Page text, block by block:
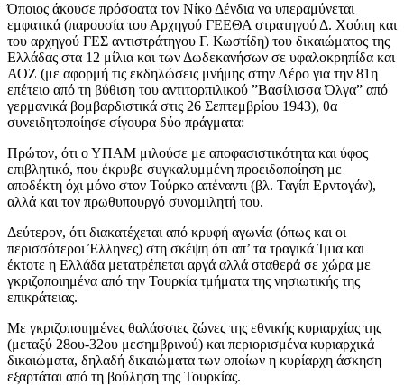
Όποιος άκουσε πρόσφατα τον Νίκο Δένδια να υπεραμύνεται
εμφατικά (παρουσία του Αρχηγού ΓΕΕΘΑ στρατηγού Δ. Χούπη και
του αρχηγού ΓΕΣ αντιστράτηγου Γ. Κωστίδη) του δικαιώματος της
Ελλάδας στα 12 μίλια και των Δωδεκανήσων σε υφαλοκρηπίδα και
ΑΟΖ (με αφορμή τις εκδηλώσεις μνήμης στην Λέρο για την 81η
επέτειο από τη βύθιση του αντιτορπιλικού ”Βασίλισσα Όλγα” από
γερμανικά βομβαρδιστικά στις 26 Σεπτεμβρίου 1943), θα
συνειδητοποίησε σίγουρα δύο πράγματα:
Πρώτον, ότι ο ΥΠΑΜ μιλούσε με αποφασιστικότητα και ύφος
επιβλητικό, που έκρυβε συγκαλυμμένη προειδοποίηση με
αποδέκτη όχι μόνο στον Τούρκο απέναντι (βλ. Ταγίπ Ερντογάν),
αλλά και τον πρωθυπουργό συνομιλητή του.
Δεύτερον, ότι διακατέχεται από κρυφή αγωνία (όπως και οι
περισσότεροι Έλληνες) στη σκέψη ότι απ’ τα τραγικά Ίμια και
έκτοτε η Ελλάδα μετατρέπεται αργά αλλά σταθερά σε χώρα με
γκριζοποιημένα από την Τουρκία τμήματα της νησιωτικής της
επικράτειας.
Με γκριζοποιημένες θαλάσσιες ζώνες της εθνικής κυριαρχίας της
(μεταξύ 28ου-32ου μεσημβρινού) και περιορισμένα κυριαρχικά
δικαιώματα, δηλαδή δικαιώματα των οποίων η κυρίαρχη άσκηση
εξαρτάται από τη βούληση της Τουρκίας.